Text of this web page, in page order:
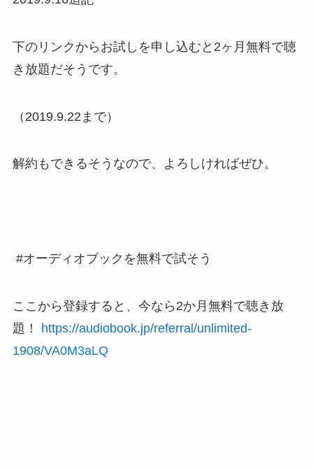
下のリンクからお試しを申し込むと2ヶ月無料で聴
き放題だそうです。
（2019.9.22まで）
解約もできるそうなので、よろしければぜひ。
#オーディオブックを無料で試そう
ここから登録すると、今なら2か月無料で聴き放
題！ https://audiobook.jp/referral/unlimited-
1908/VA0M3aLQ